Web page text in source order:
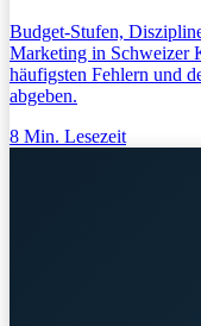
Budget-Stufen,
Marketing in
häufigsten Fehlern und
abgeben.
8 Min. Lesezeit